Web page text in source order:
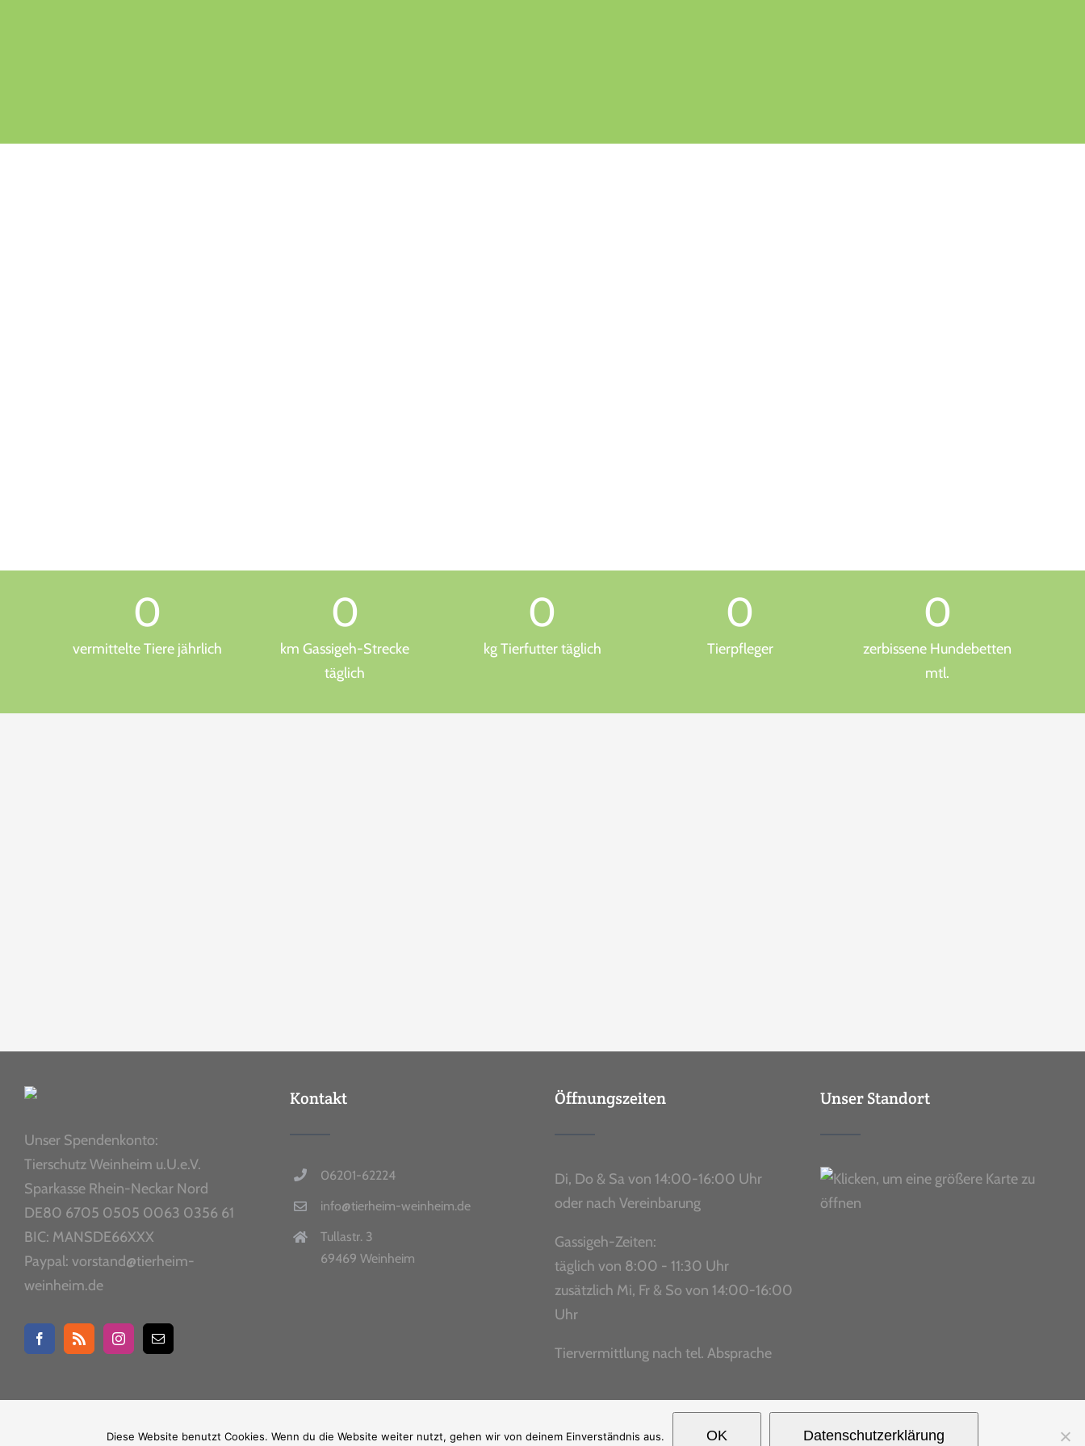
0
vermittelte Tiere jährlich
0
km Gassigeh-Strecke
täglich
0
kg Tierfutter täglich
0
Tierpfleger
0
zerbissene Hundebetten
mtl.
Unser Spendenkonto:
Tierschutz Weinheim u.U.e.V.
Sparkasse Rhein-Neckar Nord
DE80 6705 0505 0063 0356 61
BIC: MANSDE66XXX
Paypal: vorstand@tierheim-
weinheim.de
Kontakt
06201-62224
info@tierheim-weinheim.de
Tullastr. 3
69469 Weinheim
Öffnungszeiten
Di, Do & Sa von 14:00-16:00 Uhr
oder nach Vereinbarung
Gassigeh-Zeiten:
täglich von 8:00 - 11:30 Uhr
zusätzlich Mi, Fr & So von 14:00-16:00
Uhr
Tiervermittlung nach tel. Absprache
Unser Standort
Ⓒ Copyright 2026 |Impressum|Datenschutz
Diese Website benutzt Cookies. Wenn du die Website weiter nutzt, gehen wir von deinem Einverständnis aus. OK Datenschutzerklärung